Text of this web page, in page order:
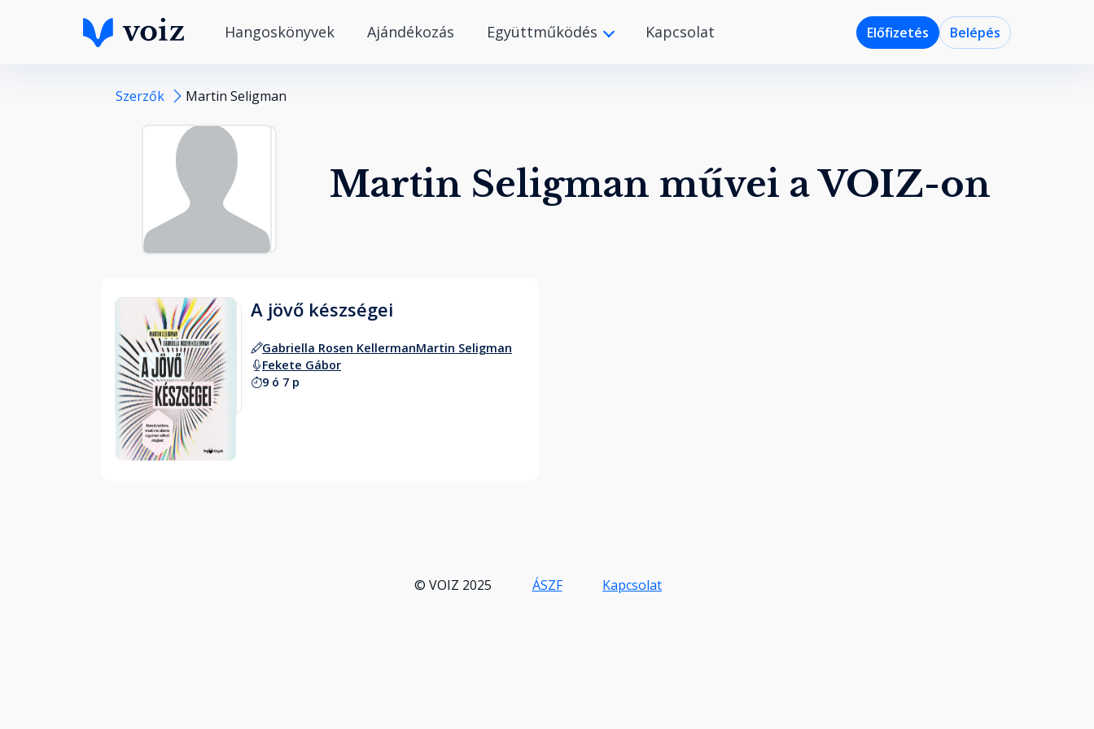
Hangoskönyvek Ajándékozás Együttműködés Kapcsolat Előfizetés Belépés
Szerzők Martin Seligman
Martin Seligman művei a VOIZ-on
Hallgass bele
A jövő készségei
Gabriella Rosen KellermanMartin Seligman
Fekete Gábor
9 ó 7 p
© VOIZ 2025 ÁSZF Kapcsolat